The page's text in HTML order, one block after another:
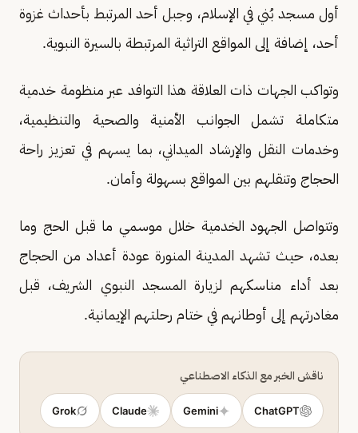
أول مسجد بُني في الإسلام، وجبل أحد المرتبط بأحداث غزوة
أحد، إضافة إلى المواقع التراثية المرتبطة بالسيرة النبوية.
وتواكب الجهات ذات العلاقة هذا التوافد عبر منظومة خدمية
متكاملة تشمل الجوانب الأمنية والصحية والتنظيمية،
وخدمات النقل والإرشاد الميداني، بما يسهم في تعزيز راحة
الحجاج وتنقلهم بين المواقع بسهولة وأمان.
وتتواصل الجهود الخدمية خلال موسمي ما قبل الحج وما
بعده، حيث تشهد المدينة المنورة عودة أعداد من الحجاج
بعد أداء مناسكهم لزيارة المسجد النبوي الشريف، قبل
مغادرتهم إلى أوطانهم في ختام رحلتهم الإيمانية.
ناقش الخبر مع الذكاء الاصطناعي
ChatGPT
Gemini
Claude
Grok